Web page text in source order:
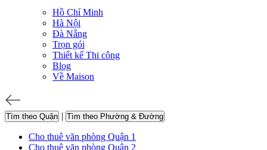
Hồ Chí Minh
Hà Nội
Đà Nẵng
Trọn gói
Thiết kế Thi công
Blog
Về Maison
Tìm theo Quận | Tìm theo Phường & Đường
Cho thuê văn phòng Quận 1
Cho thuê văn phòng Quận 2